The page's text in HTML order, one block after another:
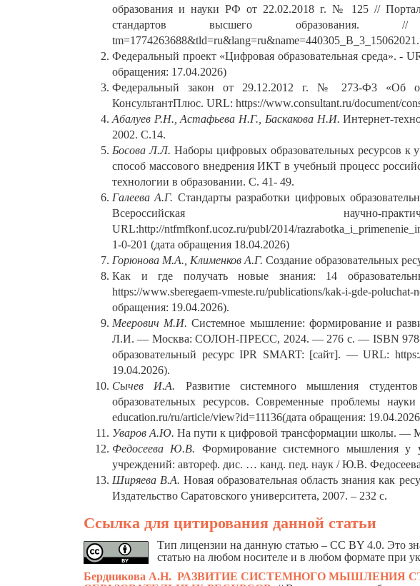
образования и науки РФ от 22.02.2018 г. № 125 // Портал
стандартов высшего образования. //
Федеральный проект «Цифровая образовательная среда». -
обращения: 17.04.2026)
Федеральный закон от 29.12.2012 г. № 273-Ф3 «Об
КонсультантПлюс. URL: https://www.consultant.ru/document/
Абалуев Р.Н., Астафьева Н.Г., Баскакова Н.И. Интернет-
2002. С.14.
Босова Л.Л. Наборы цифровых образовательных ресурсов к
способ массового внедрения ИКТ в учебный процесс
технологии в образовании. С. 41- 49.
Галеева А.Г. Стандарты разработки цифровых
Всероссийская научно-
URL:http://ntfmfkonf.ucoz.ru/publ/2014/
1-0-201 (дата обращения 18.04.2026)
Горюнова М.А., Клименков А.Г. Создание образовательных
Как и где получать новые знания: 14
https://www.sberegaem-vmeste.ru/publications/kak-i-gde-
обращения: 19.04.2026).
Меерович М.И. Системное мышление: формирование и
Л.И. — Москва: СОЛОН-ПРЕСС, 2024. — 276 c. — ISBN 978-
образовательный ресурс IPR SMART: [сайт]. — URL:
19.04.2026).
Сычев И.А. Развитие системного мышления
образовательных ресурсов. Современные проблемы
education.ru/ru/article/view?id=11136(дата обращения:
Уваров А.Ю. На пути к цифровой трансформации школы. —
Федосеева Ю.В. Формирование системного мышления у
учреждений: автореф. дис. … канд. пед. наук / Ю.В.
Ширяева В.А. Новая образовательная область знания как
Издательство Саратовского университета, 2007. – 232 с.
Ссылка для цитирования данной статьи
Тип лицензии на данную статью – CC BY 4.0. Это
статью на любом носителе и в любом формате при
Бердникова А.Н. РАЗВИТИЕ СИСТЕМНОГО МЫШЛЕНИЯ